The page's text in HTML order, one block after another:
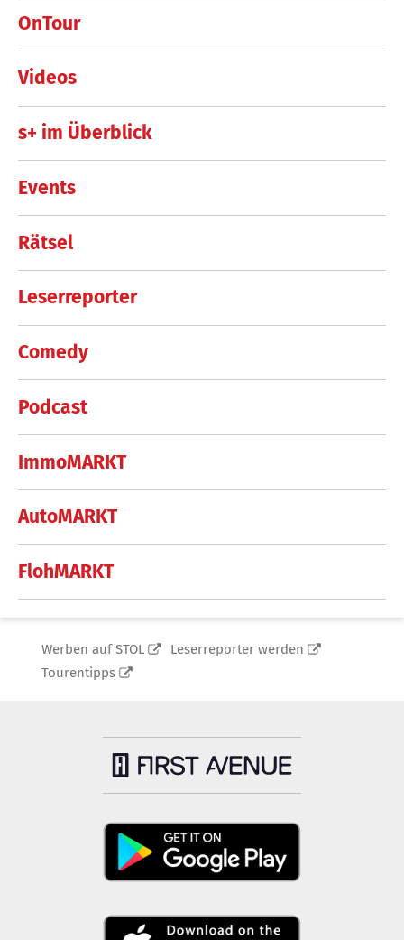
OnTour
Videos
s+ im Überblick
Events
Rätsel
Leserreporter
Comedy
Podcast
ImmoMARKT
AutoMARKT
FlohMARKT
Werben auf STOL
Leserreporter werden
Tourentipps